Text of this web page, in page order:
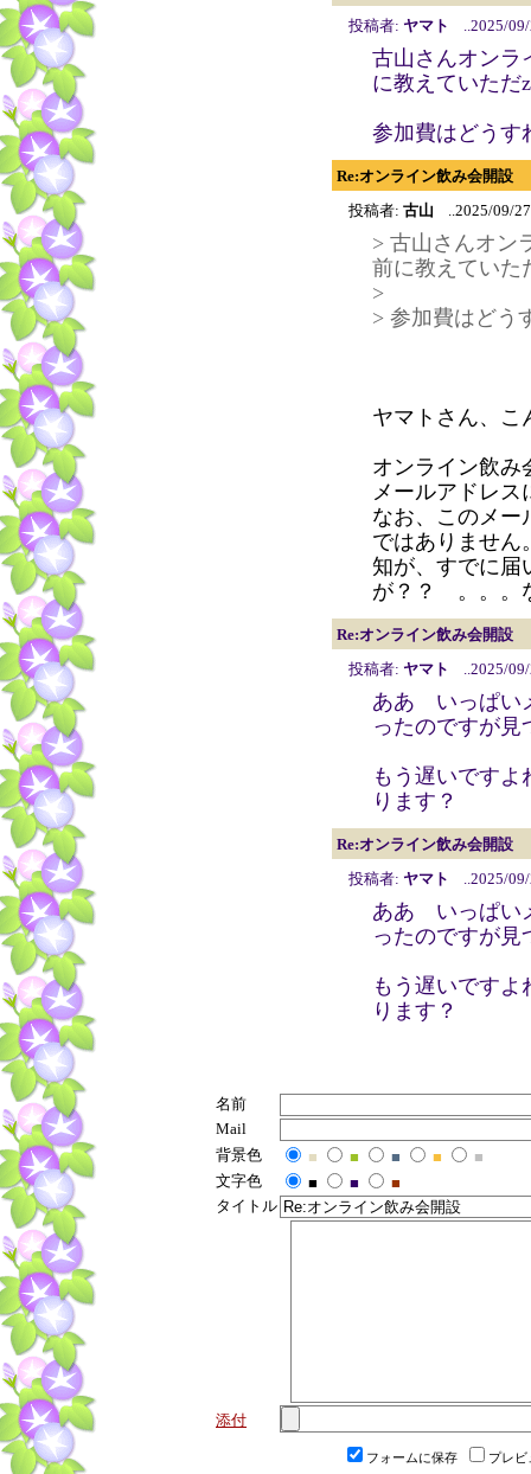
投稿者: ヤマト ..2025/09/
古山さんオンラ
に教えていただ
参加費はどう
Re:オンライン飲み会開設
投稿者: 古山 ..2025/09/
> 古山さんオン
前に教えていた
>
> 参加費はど
ヤマトさん、こ
オンライン飲み
メールアドレス
なお、このメー
ではありません
知が、すでに届
が？？ 。。。
Re:オンライン飲み会開設
投稿者: ヤマト ..2025/09/
ああ いっぱい
ったのですが見
もう遅いです
ります？
Re:オンライン飲み会開設
投稿者: ヤマト ..2025/09/
ああ いっぱい
ったのですが見
もう遅いです
ります？
名前
Mail
背景色
■ ■ ■ ■
■
文字色
■ ■
■
タイトル
添付
フォームに保存 プレビ